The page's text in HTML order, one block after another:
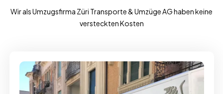
Wir als Umzugsfirma Züri Transporte & Umzüge AG haben keine
versteckten Kosten